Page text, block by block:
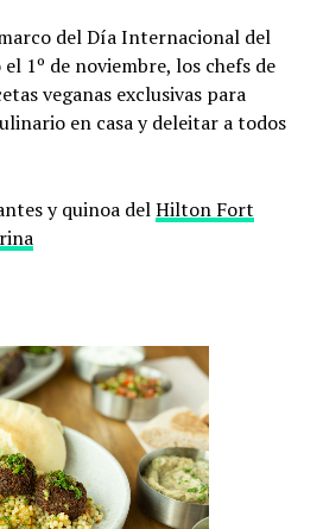
del Día Internacional del
1º de noviembre, los chefs de
veganas exclusivas para
en casa y deleitar a todos
y quinoa delHilton Fort